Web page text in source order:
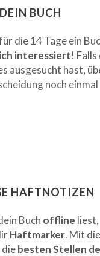
BUCH
die 14 Tage ein
interessiert! Falls
ausgesucht hast,
noch einmal
HAFTNOTIZEN
Buch offline liest,
Haftmarker. Mit
diebesten Stellen